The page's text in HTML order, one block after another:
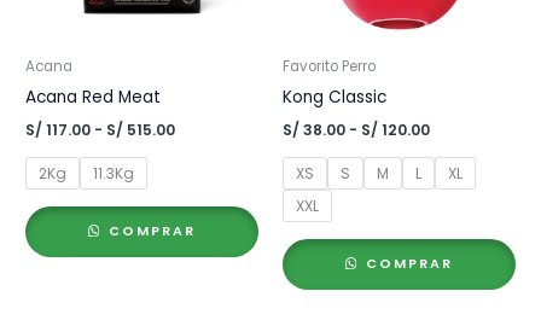
Acana
Acana Red Meat
S/ 117.00 - S/ 515.00Rango
S/ 117.00
hasta
2Kg 11.3Kg
COMPRAR
Favorito Perro
Kong Classic
S/ 38.00 - S/ 120.00Rango
precios:
desde
S/ 120.00
XS S M L
XL
XXL
COMPRAR